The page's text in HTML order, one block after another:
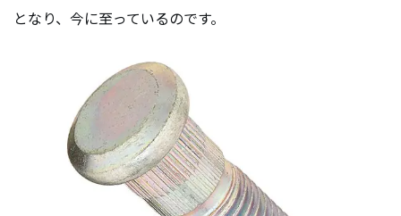
となり、今に至っているのです。